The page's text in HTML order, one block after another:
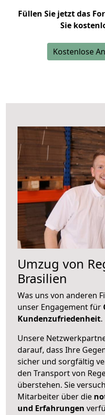
Füllen Sie jetzt das
Sie
Kostenlose
Umzug von
Brasilien
Was uns von anderen
unser Engagement für
Kundenzufriedenheit.
Unsere
darauf, dass Ihre
sicher und sorgfältig
den Transport von
überstehen. Sie
Mitarbeiter über die
und Erfahrungen